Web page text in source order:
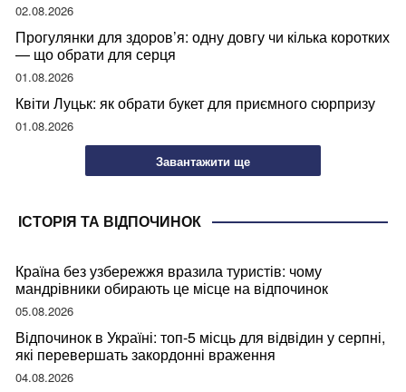
02.08.2026
Прогулянки для здоров’я: одну довгу чи кілька коротких
— що обрати для серця
01.08.2026
Квіти Луцьк: як обрати букет для приємного сюрпризу
01.08.2026
Завантажити ще
ІСТОРІЯ ТА ВІДПОЧИНОК
Країна без узбережжя вразила туристів: чому
мандрівники обирають це місце на відпочинок
05.08.2026
Відпочинок в Україні: топ-5 місць для відвідин у серпні,
які перевершать закордонні враження
04.08.2026